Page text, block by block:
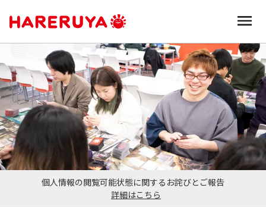
個人情報の閲覧可能状態に関するお詫びとご報告
詳細はこちら